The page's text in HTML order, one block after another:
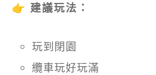
👉 建議玩法：
玩到閉園
纜車玩好玩滿